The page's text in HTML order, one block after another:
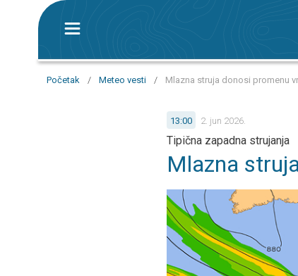
Početak / Meteo vesti / Mlazna struja donosi promenu
13:00 2. jun 2026.
Tipična zapadna strujanja
Mlazna